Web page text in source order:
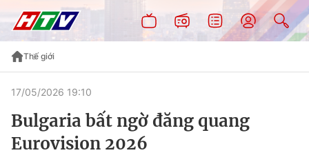
Thế giới
17/05/2026 19:10
Bulgaria bất ngờ đăng quang
Eurovision 2026